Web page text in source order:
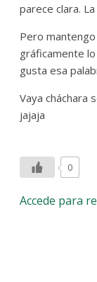
parece clara.
Pero
gráficamente
gusta esa
Vaya cháchara
jajaja
0
Accede para